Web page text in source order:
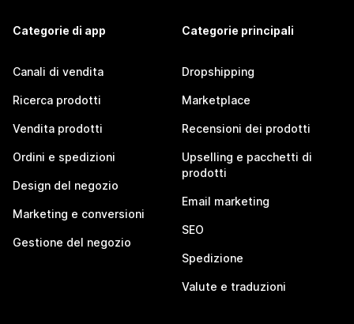
Categorie di app
Canali di vendita
Ricerca prodotti
Vendita prodotti
Ordini e spedizioni
Design del negozio
Marketing e conversioni
Gestione del negozio
Categorie principali
Dropshipping
Marketplace
Recensioni dei prodotti
Upselling e pacchetti di
prodotti
Email marketing
SEO
Spedizione
Valute e traduzioni